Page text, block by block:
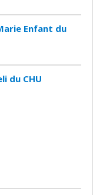
Enfant du
du CHU